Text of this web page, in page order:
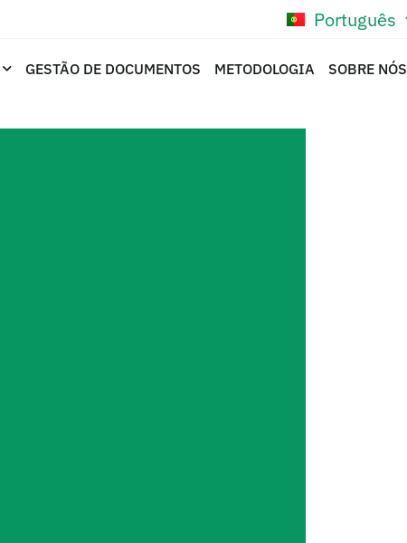
Português
Español
GESTÃO DE DOCUMENTOS METODOLOGIA SOBRE NÓS